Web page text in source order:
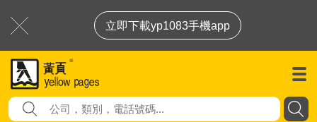
立即下載yp1083手機app